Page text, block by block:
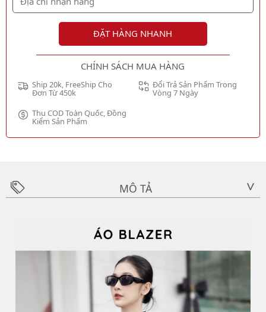
ĐẶT HÀNG NHANH
CHÍNH SÁCH MUA HÀNG
Ship 20k, FreeShip Cho
Đơn Từ 450k
Đổi Trả Sản Phẩm Trong
Vòng 7 Ngày
Thu COD Toàn Quốc, Đồng
Kiểm Sản Phẩm
MÔ TẢ >